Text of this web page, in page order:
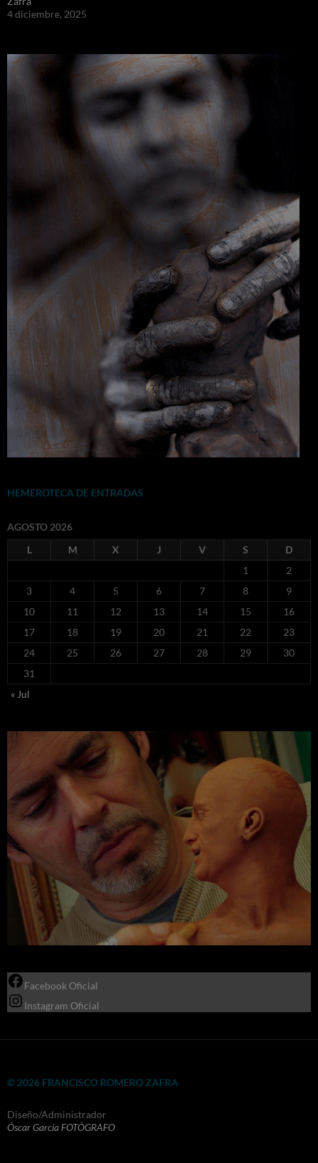
4 diciembre, 2025
HEMEROTECA DE ENTRADAS
AGOSTO 2026
L
M X J V S
D
1
2
3
4 5 6 7 8
9
10
11 12 13 14 15
16
17
18 19 20 21 22
23
24
25 26 27 28 29
30
31
« Jul
Facebook Oficial
Instagram Oficial
© 2026 FRANCISCO ROMERO ZAFRA
Diseño/Administrador
Óscar García FOTÓGRAFO